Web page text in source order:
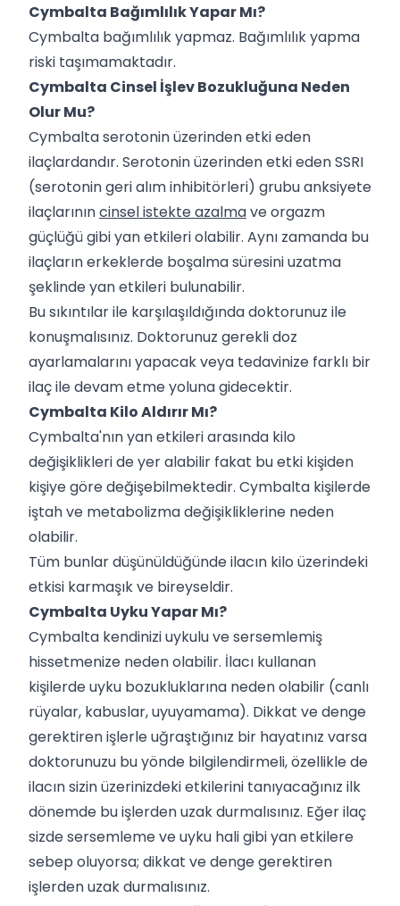
Cymbalta Bağımlılık Yapar Mı?
Cymbalta bağımlılık yapmaz. Bağımlılık yapma
riski taşımamaktadır.
Cymbalta Cinsel İşlev Bozukluğuna Neden
Olur Mu?
Cymbalta serotonin üzerinden etki eden
ilaçlardandır. Serotonin üzerinden etki eden SSRI
(serotonin geri alım inhibitörleri) grubu anksiyete
ilaçlarınıncinsel istekte azalmave orgazm
güçlüğü gibi yan etkileri olabilir. Aynı zamanda bu
ilaçların erkeklerde boşalma süresini uzatma
şeklinde yan etkileri bulunabilir.
Bu sıkıntılar ile karşılaşıldığında doktorunuz ile
konuşmalısınız. Doktorunuz gerekli doz
ayarlamalarını yapacak veya tedavinize farklı bir
ilaç ile devam etme yoluna gidecektir.
Cymbalta Kilo Aldırır Mı?
Cymbalta'nın yan etkileri arasında kilo
değişiklikleri de yer alabilir fakat bu etki kişiden
kişiye göre değişebilmektedir. Cymbalta kişilerde
iştah ve metabolizma değişikliklerine neden
olabilir.
Tüm bunlar düşünüldüğünde ilacın kilo üzerindeki
etkisi karmaşık ve bireyseldir.
Cymbalta Uyku Yapar Mı?
Cymbalta kendinizi uykulu ve sersemlemiş
hissetmenize neden olabilir. İlacı kullanan
kişilerde uyku bozukluklarına neden olabilir (canlı
rüyalar, kabuslar, uyuyamama). Dikkat ve denge
gerektiren işlerle uğraştığınız bir hayatınız varsa
doktorunuzu bu yönde bilgilendirmeli, özellikle de
ilacın sizin üzerinizdeki etkilerini tanıyacağınız ilk
dönemde bu işlerden uzak durmalısınız. Eğer ilaç
sizde sersemleme ve uyku hali gibi yan etkilere
sebep oluyorsa; dikkat ve denge gerektiren
işlerden uzak durmalısınız.